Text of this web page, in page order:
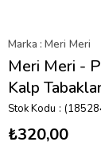
Marka : Meri Meri
Meri Meri -
Kalp
Stok Kodu
₺320,00